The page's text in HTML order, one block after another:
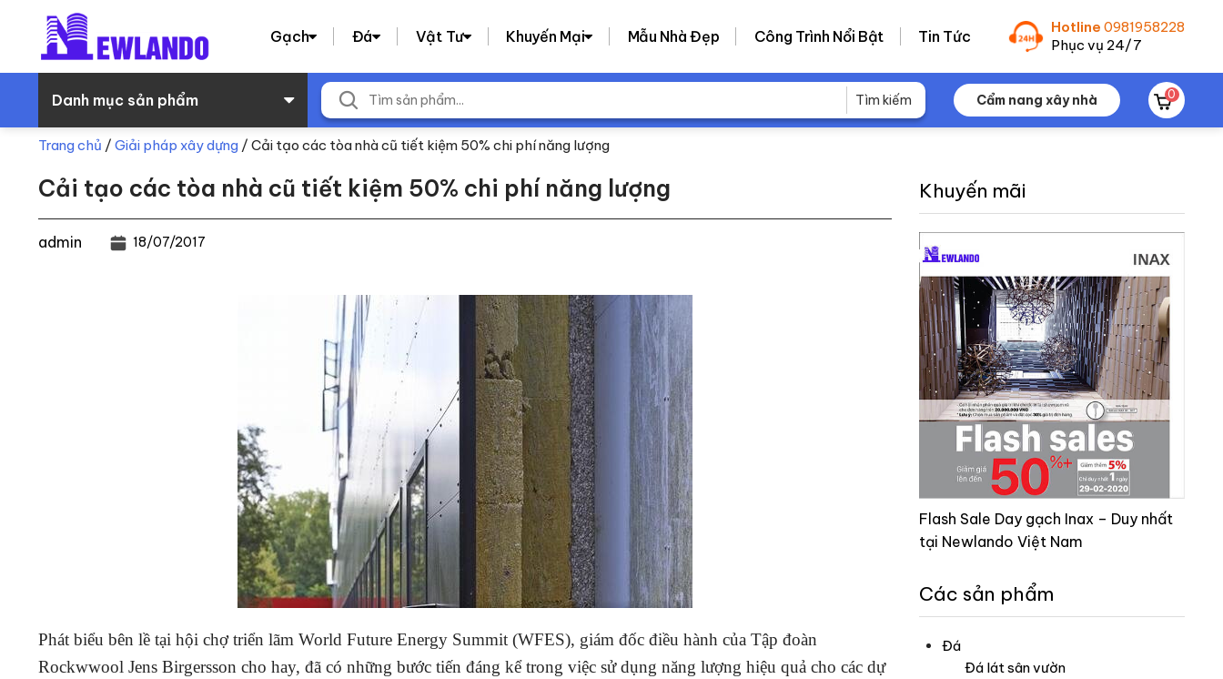
Gạch Đá Vật Tư Khuyến Mại Mẫu Nhà Đẹp Công Trình Nổi Bật Tin Tức
Hotline 0981958228
Phục vụ 24/7
Danh mục sản phẩm Cẩm nang xây nhà 0
Trang chủ / Giải pháp xây dựng / Cải tạo các tòa nhà cũ tiết kiệm 50% chi phí năng lượng
Cải tạo các tòa nhà cũ tiết kiệm 50% chi phí năng lượng
admin 18/07/2017
Phát biểu bên lề tại hội chợ triển lãm World Future Energy Summit (WFES), giám đốc điều hành của Tập đoàn
Rockwwool Jens Birgersson cho hay, đã có những bước tiến đáng kể trong việc sử dụng năng lượng hiệu quả cho các dự
Khuyến mãi
Flash Sale Day gạch Inax – Duy nhất
tại Newlando Việt Nam
Các sản phẩm
Đá
Đá lát sân vườn